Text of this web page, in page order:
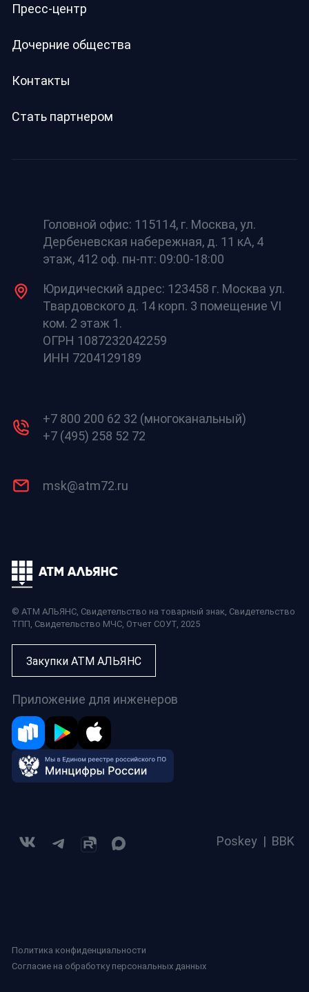
Пресс-центр
Дочерние общества
Контакты
Стать партнером
Головной офис: 115114, г. Москва, ул.
Дербеневская набережная, д. 11 кА, 4
этаж, 412 оф. пн-пт: 09:00-18:00
Юридический адрес: 123458 г. Москва ул.
Твардовского д. 14 корп. 3 помещение VI
ком. 2 этаж 1.
ОГРН 1087232042259
ИНН 7204129189
+7 800 200 62 32 (многоканальный)
+7 (495) 258 52 72
msk@atm72.ru
© АТМ АЛЬЯНС, Свидетельство на товарный знак, Свидетельство
ТПП, Свидетельство МЧС, Отчет СОУТ, 2025
Закупки АТМ АЛЬЯНС
Приложение для инженеров
Poskey | BBK
Политика конфиденциальности
Согласие на обработку персональных данных